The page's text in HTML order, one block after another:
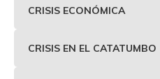
CRISIS ECONÓMICA
CRISIS EN EL CATATUMBO